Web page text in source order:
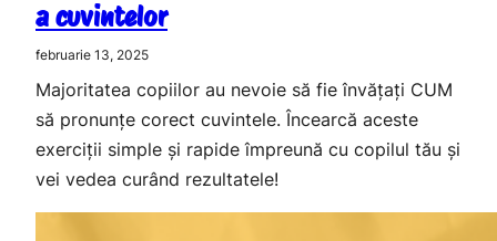
a cuvintelor
februarie 13, 2025
Majoritatea copiilor au nevoie să fie învățați CUM
să pronunțe corect cuvintele. Încearcă aceste
exerciții simple și rapide împreună cu copilul tău și
vei vedea curând rezultatele!